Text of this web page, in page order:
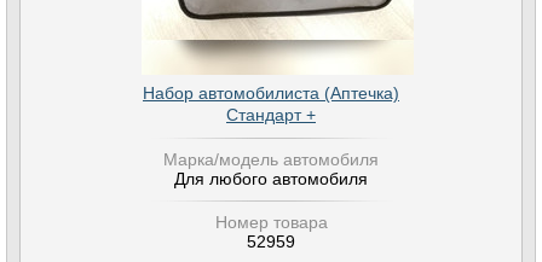
Набор автомобилиста (Аптечка)
Стандарт +
Марка/модель автомобиля
Для любого автомобиля
Номер товара
52959